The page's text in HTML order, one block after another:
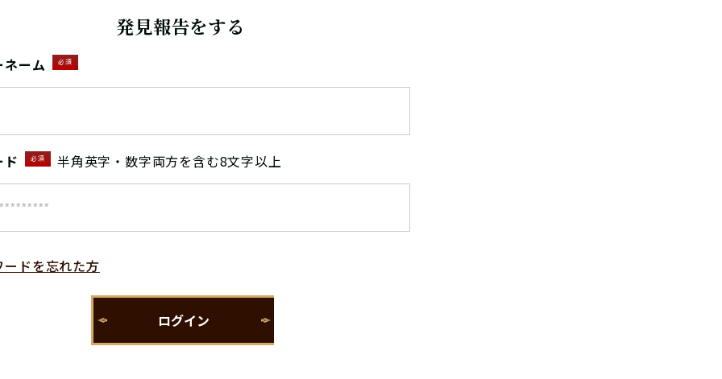
発見報告をする
ネーム 必須
ド 必須 半角英字・数字両方を含む8文字以上
ードを忘れた方